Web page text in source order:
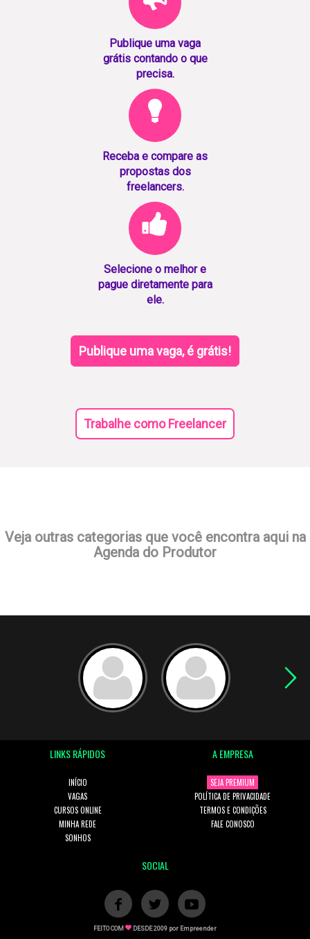
Publique uma vaga
grátis contando o que
precisa.
Receba e compare as
propostas dos
freelancers.
Selecione o melhor e
pague diretamente para
ele.
Publique uma vaga, é grátis!
Trabalhe como Freelancer
Veja outras categorias que você encontra aqui na
Agenda do Produtor
LINKS RÁPIDOS
INÍCIO
VAGAS
CURSOS ONLINE
MINHA REDE
SONHOS
A EMPRESA
SEJA PREMIUM
POLÍTICA DE PRIVACIDADE
TERMOS E CONDIÇÕES
FALE CONOSCO
SOCIAL
FEITO COM DESDE 2009 por Empreender